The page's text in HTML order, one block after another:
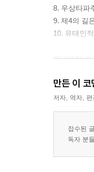
8. 우상타파
9. 제4의 길
10. 유태인
참고문헌 에
도판목록
만든 이 코
저자, 역자,
접수된
독자 분